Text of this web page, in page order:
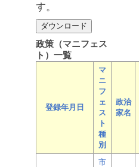
す。
政策（マニフェス
ト）一覧
登録年月日
マ
ニ
フ
ェ
ス
ト
種
別
政治
家名
市